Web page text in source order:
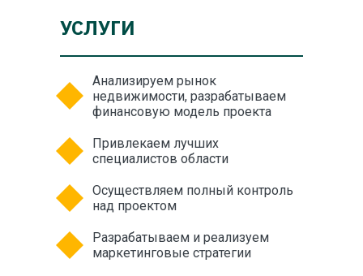
УСЛУГИ
Анализируем рынок
недвижимости, разрабатываем
финансовую модель проекта
Разрабатываем и реализуем
маркетинговые стратегии
Привлекаем лучших
специалистов области
Осуществляем полный контроль
над проектом